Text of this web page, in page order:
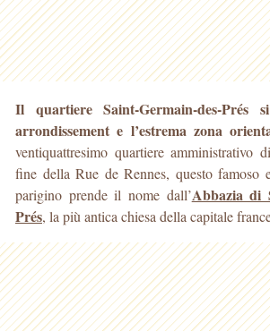
Il quartiere Saint-Germain-des-
arrondissement e l’estrema zona
ventiquattresimo quartiere amministrativo
fine della Rue de Rennes, questo famoso
parigino prende il nome dall’Abbazia di
Prés, la più antica chiesa della capitale